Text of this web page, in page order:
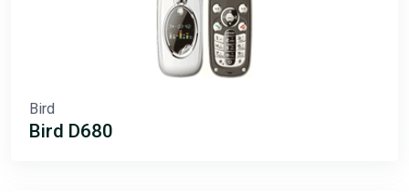
Bird
Bird D680